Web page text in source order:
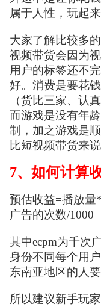
属于人性，玩起
大家了解比较多
视频带货会因为
用户的标签还不
好。消费是要花
（货比三家、认
而游戏是没有年
制，加之游戏是
比短视频带货来
7、如何计算
预估收益=播放
广告的次数/1000
其中ecpm为千次
身份不同每个用
东南亚地区的人
所以建议新手玩